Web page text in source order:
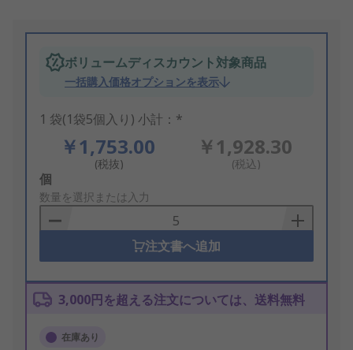
ボリュームディスカウント対象商品
一括購入価格オプションを表示
1 袋(1袋5個入り) 小計：*
￥1,753.00
(税抜)
￥1,928.30
(税込)
Add
to
Basket
個
数量を選択または入力
注文書へ追加
3,000円を超える注文については、送料無料
在庫あり